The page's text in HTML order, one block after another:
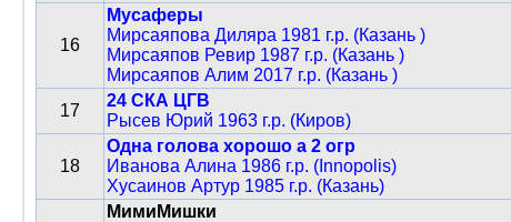
16
Мусаферы
Мирсаяпова Диляра 1981 г.р. (Казань )
Мирсаяпов Ревир 1987 г.р. (Казань )
Мирсаяпов Алим 2017 г.р. (Казань )
17
24 СКА ЦГВ
Рысев Юрий 1963 г.р. (Киров)
18
Одна голова хорошо а 2 огр
Иванова Алина 1986 г.р. (Innopolis)
Хусаинов Артур 1985 г.р. (Казань)
МимиМишки